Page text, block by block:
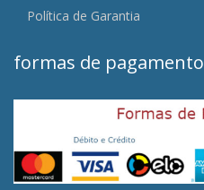
Política de Garantia
formas de pagamento